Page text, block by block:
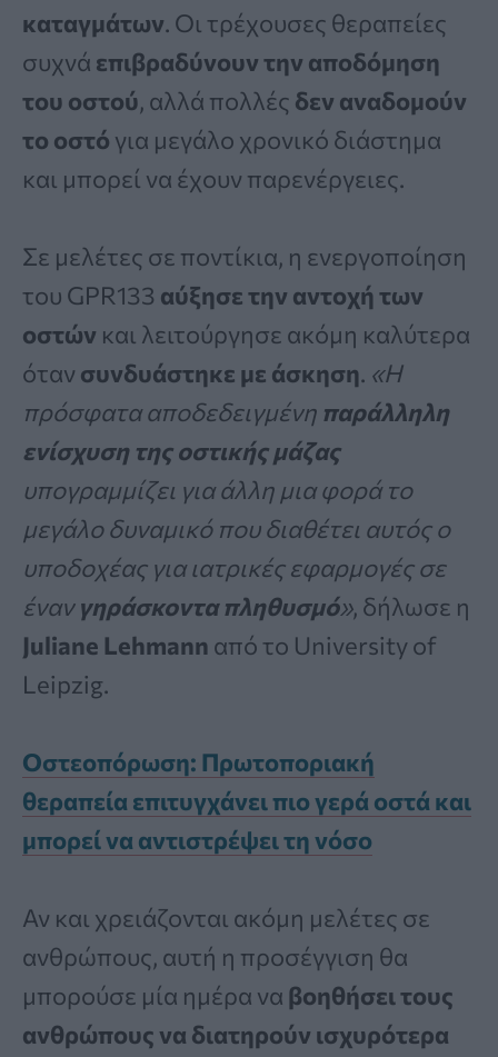
καταγμάτων. Οι τρέχουσες θεραπείες
συχνά επιβραδύνουν την αποδόμηση
του οστού, αλλά πολλές δεν αναδομούν
το οστό για μεγάλο χρονικό διάστημα
και μπορεί να έχουν παρενέργειες.
Σε μελέτες σε ποντίκια, η ενεργοποίηση
του GPR133 αύξησε την αντοχή των
οστών και λειτούργησε ακόμη καλύτερα
όταν συνδυάστηκε με άσκηση. «Η
πρόσφατα αποδεδειγμένη παράλληλη
ενίσχυση της οστικής μάζας
υπογραμμίζει για άλλη μια φορά το
μεγάλο δυναμικό που διαθέτει αυτός ο
υποδοχέας για ιατρικές εφαρμογές σε
ένανγηράσκοντα πληθυσμό», δήλωσε η
Juliane Lehmann από το University of
Leipzig.
Οστεοπόρωση: Πρωτοποριακή
θεραπεία επιτυγχάνει πιο γερά οστά και
μπορεί να αντιστρέψει τη νόσο
Αν και χρειάζονται ακόμη μελέτες σε
ανθρώπους, αυτή η προσέγγιση θα
μπορούσε μία ημέρα να βοηθήσει τους
ανθρώπους να διατηρούν ισχυρότερα